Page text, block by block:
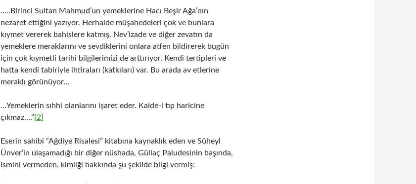
…..Birinci Sultan Mahmud’un yemeklerine Hacı Beşir Ağa’nın
nezaret ettiğini yazıyor. Herhalde müşahedeleri çok ve bunlara
kıymet vererek bahislere katmış. Nev’izade ve diğer zevatın da
yemeklere meraklarını ve sevdiklerini onlara atfen bildirerek bugün
için çok kıymetli tarihi bilgilerimizi de arttırıyor. Kendi tertipleri ve
hatta kendi tabiriyle ihtiraları (katkıları) var. Bu arada av etlerine
meraklı görünüyor…
…Yemeklerin sıhhi olanlarını işaret eder. Kaide-i tıp haricine
çıkmaz….” [2]
Eserin sahibi “Ağdiye Risalesi” kitabına kaynaklık eden ve Süheyl
Ünver’in ulaşamadığı bir diğer nüshada, Güllaç Paludesinin başında,
ismini vermeden, kimliği hakkında şu şekilde bilgi vermiş;